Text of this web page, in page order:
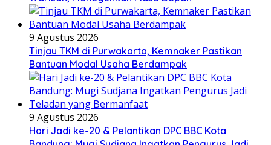
9 Agustus 2026
Tinjau TKM di Purwakarta, Kemnaker Pastikan
Bantuan Modal Usaha Berdampak
9 Agustus 2026
Hari Jadi ke-20 & Pelantikan DPC BBC Kota